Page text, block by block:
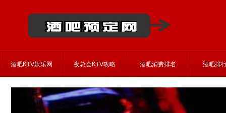
酒吧KTV娱乐网 夜总会KTV攻略 酒吧消费排名 酒吧排